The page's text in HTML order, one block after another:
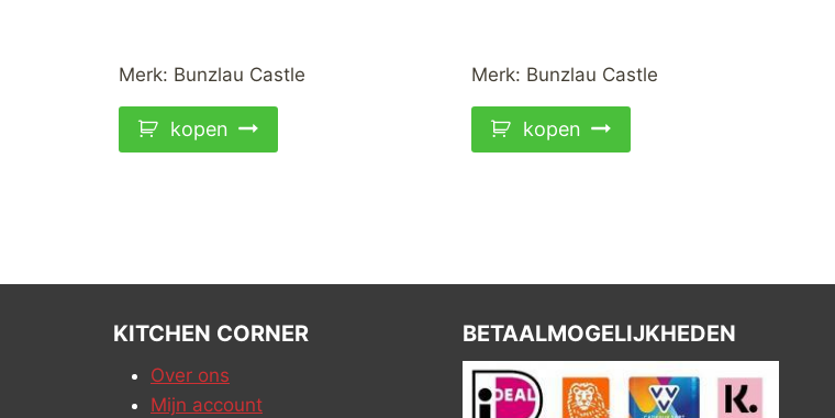
Merk: Bunzlau Castle
kopen
Merk: Bunzlau Castle
kopen
KITCHEN CORNER
Over ons
Mijn account
BETAALMOGELIJKHEDEN